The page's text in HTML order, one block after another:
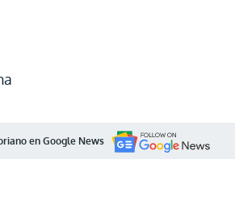
en Google News